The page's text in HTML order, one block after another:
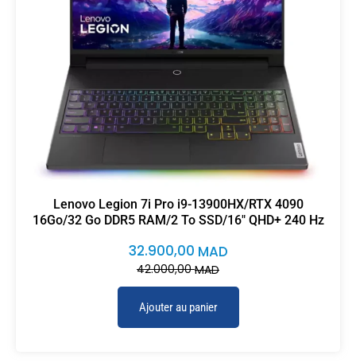
Lenovo Legion 7i Pro i9-13900HX/RTX 4090
16Go/32 Go DDR5 RAM/2 To SSD/16″ QHD+ 240 Hz
42.000,00MAD
32.900,00 MAD
Ajouter au panier